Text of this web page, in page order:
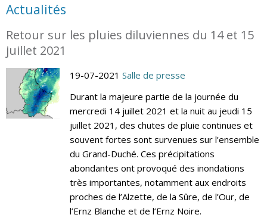
Actualités
Retour sur les pluies diluviennes du 14 et 15
juillet 2021
19-07-2021 Salle de presse
Durant la majeure partie de la journée du
mercredi 14 juillet 2021 et la nuit au jeudi 15
juillet 2021, des chutes de pluie continues et
souvent fortes sont survenues sur l’ensemble
du Grand-Duché. Ces précipitations
abondantes ont provoqué des inondations
très importantes, notamment aux endroits
proches de l’Alzette, de la Sûre, de l’Our, de
l’Ernz Blanche et de l’Ernz Noire.